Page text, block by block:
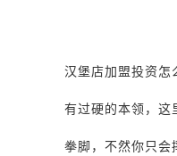
汉堡店加盟投资怎
有过硬的本领，这
拳脚，不然你只会